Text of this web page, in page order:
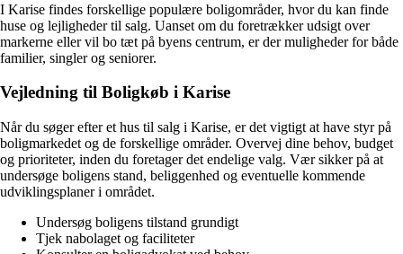
I Karise findes forskellige populære boligområder, hvor du kan finde
huse og lejligheder til salg. Uanset om du foretrækker udsigt over
markerne eller vil bo tæt på byens centrum, er der muligheder for både
familier, singler og seniorer.
Vejledning til Boligkøb i Karise
Når du søger efter et hus til salg i Karise, er det vigtigt at have styr på
boligmarkedet og de forskellige områder. Overvej dine behov, budget
og prioriteter, inden du foretager det endelige valg. Vær sikker på at
undersøge boligens stand, beliggenhed og eventuelle kommende
udviklingsplaner i området.
Undersøg boligens tilstand grundigt
Tjek nabolaget og faciliteter